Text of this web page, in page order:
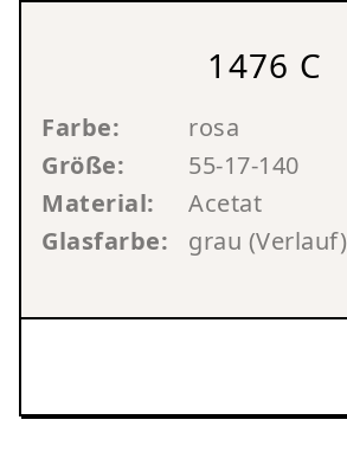
1476 C
Farbe:
rosa
Größe:
55-17-140
Material:
Acetat
Glasfarbe:
grau (Verlauf)